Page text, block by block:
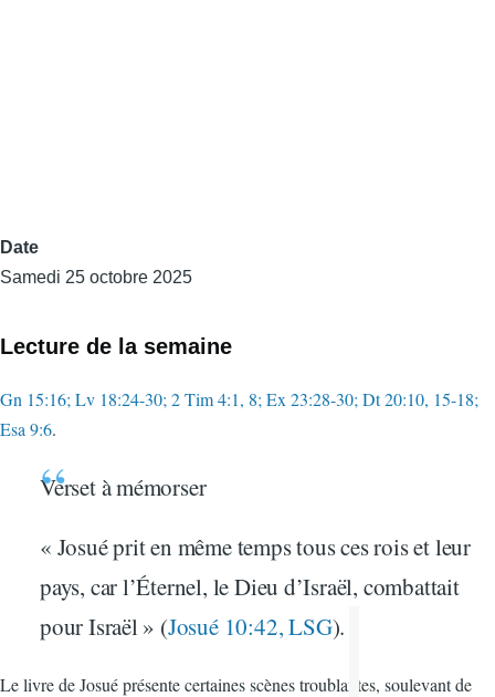
Date
Samedi 25 octobre 2025
Lecture de la semaine
Gn 15:16; Lv 18:24-30; 2 Tim 4:1, 8; Ex 23:28-30; Dt 20:10, 15-18;
Esa 9:6.
Verset à mémorser
« Josué prit en même temps tous ces rois et leur
pays, car l’Éternel, le Dieu d’Israël, combattait
pour Israël » (Josué 10:42, LSG).
Le livre de Josué présente certaines scènes troublantes, soulevant de